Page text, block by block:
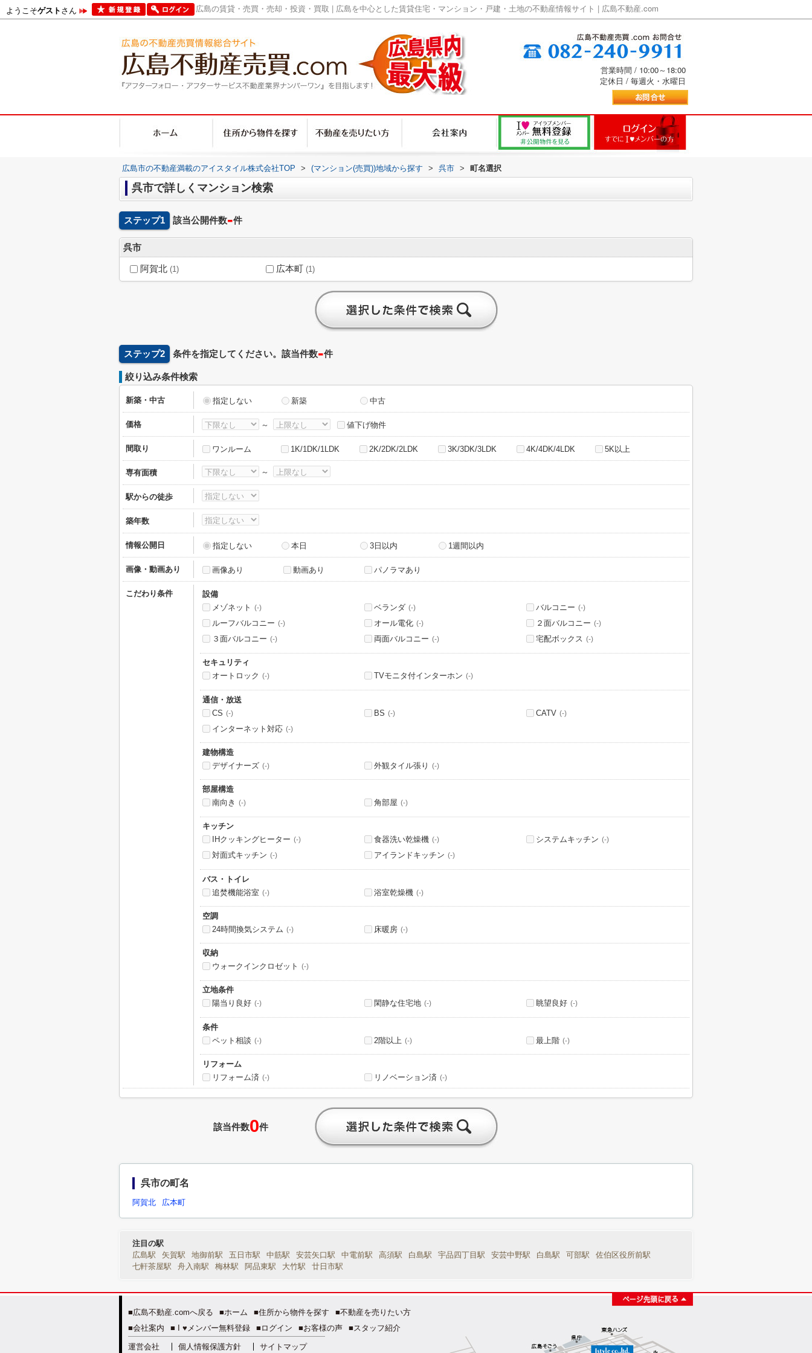
ようこそゲストさん 広島の賃貸・売買・売却・投資・買取 | 広島を中心とした賃貸住宅・マンション・戸建・土地の不動産情報サイト | 広島不動産.com
営業時間 / 10:00～18:00
定休日 / 毎週火・水曜日
広島市の不動産満載のアイスタイル株式会社TOP > (マンション(売買))地域から探す > 呉市 > 町名選択
呉市で詳しくマンション検索
ステップ1 該当公開件数-件
呉市
阿賀北 (1) 広本町 (1)
ステップ2 条件を指定してください。該当件数-件
絞り込み条件検索
新築・中古 指定しない 新築 中古
価格 ～ 値下げ物件
間取り ワンルーム 1K/1DK/1LDK 2K/2DK/2LDK 3K/3DK/3LDK 4K/4DK/4LDK 5K以上
専有面積 ～
駅からの徒歩
築年数
情報公開日 指定しない 本日 3日以内 1週間以内
画像・動画あり 画像あり 動画あり パノラマあり
こだわり条件
設備
メゾネット
(-) ベランダ (-) バルコニー (-)
ルーフバルコニー (-) オール電化 (-) ２面バルコニー (-)
３面バルコニー (-) 両面バルコニー (-) 宅配ボックス (-)
セキュリティ
オートロック (-) TVモニタ付インターホン (-)
通信・放送
CS (-) BS (-) CATV (-)
インターネット対応 (-)
建物構造
デザイナーズ (-) 外観タイル張り (-)
部屋構造
南向き
(-) 角部屋 (-)
キッチン
IHクッキングヒーター (-) 食器洗い乾燥機 (-) システムキッチン (-)
対面式キッチン (-) アイランドキッチン (-)
バス・トイレ
追焚機能浴室 (-) 浴室乾燥機 (-)
空調
24時間換気システム (-) 床暖房 (-)
収納
ウォークインクロゼット
(-)
立地条件
陽当り良好 (-) 閑静な住宅地 (-) 眺望良好 (-)
条件
ペット相談 (-) 2階以上 (-) 最上階 (-)
リフォーム
リフォーム済 (-) リノベーション済 (-)
該当件数0件
呉市の町名
阿賀北 広本町
注目の駅
広島駅
矢賀駅 地御前駅 五日市駅 中筋駅 安芸矢口駅 中電前駅 高須駅 白島駅 宇品四丁目駅 安芸中野駅 白島駅 可部駅
佐伯区役所前駅
七軒茶屋駅
舟入南駅 梅林駅 阿品東駅 大竹駅 廿日市駅
■広島不動産.comへ戻る ■ホーム ■住所から物件を探す
■不動産を売りたい方
■会社案内
■ I ♥メンバー無料登録 ■ログイン ■お客様の声 ■スタッフ紹介
運営会社 個人情報保護方針 サイトマップ